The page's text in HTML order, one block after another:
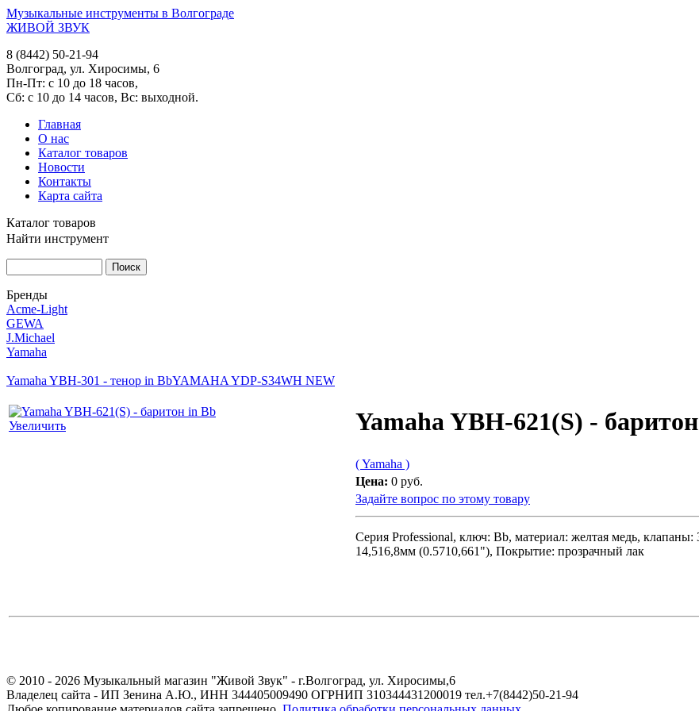
Музыкальные инструменты в Волгограде
ЖИВОЙ ЗВУК
8 (8442) 50-21-94
Волгоград, ул. Хиросимы, 6
Пн-Пт: с 10 до 18 часов,
Сб: с 10 до 14 часов, Вс: выходной.
Главная
О нас
Каталог товаров
Новости
Контакты
Карта сайта
Каталог товаров
Найти инструмент
Бренды
Acme-Light
GEWA
J.Michael
Yamaha
Yamaha YBH-301 - тенор in BbYAMAHA YDP-S34WH NEW
Увеличить Yamaha YBH-621(S) -
( Yamaha )
Цена: 0 руб.
Задайте вопрос по этому товару
Серия Professional, ключ: Bb, материал: желтая медь,
14,516,8мм (0.5710,661"), Покрытие: прозрачный лак
© 2010 - 2026 Музыкальный магазин "Живой Звук" - г.Волгоград, ул. Хиросимы,6
Владелец сайта - ИП Зенина А.Ю., ИНН 344405009490 ОГРНИП 310344431200019 тел.+7(8442)50-21-94